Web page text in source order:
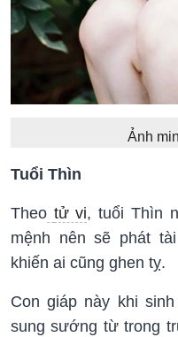
Ảnh
Tuổi Thìn
Theo tử vi, tuổi Thìn
mệnh nên sẽ phát
khiến ai cũng ghen tỵ.
Con giáp này khi
sung sướng từ trong